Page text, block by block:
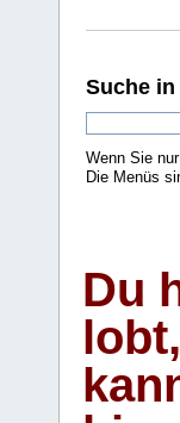
Suche in
Wenn Sie
Die Menüs
Du